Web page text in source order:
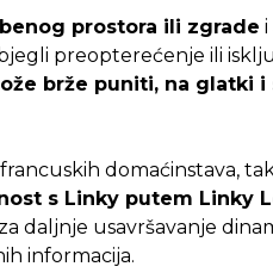
prostora ili zgrade i
preopterećenje ili
brže puniti, na glatki i
domaćinstava,
s Linky putem Linky
daljnje usavršavanje
informacija.